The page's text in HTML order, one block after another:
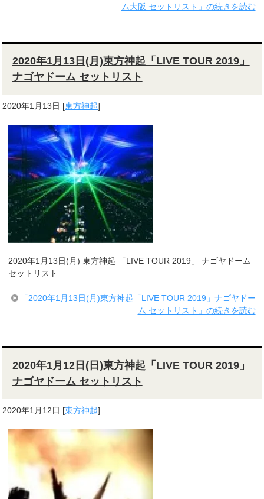
ム大阪 セットリスト」の続きを読む
2020年1月13日(月)東方神起「LIVE TOUR 2019」
ナゴヤドーム セットリスト
2020年1月13日 [東方神起]
2020年1月13日(月) 東方神起 「LIVE TOUR 2019」 ナゴヤドーム
セットリスト
「2020年1月13日(月)東方神起「LIVE TOUR 2019」ナゴヤドー
ム セットリスト」の続きを読む
2020年1月12日(日)東方神起「LIVE TOUR 2019」
ナゴヤドーム セットリスト
2020年1月12日 [東方神起]